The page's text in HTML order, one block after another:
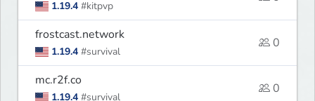
1.19.4 #kitpvp
frostcast.network
1.19.4 #survival
0
mc.r2f.co
1.19.4 #survival
0